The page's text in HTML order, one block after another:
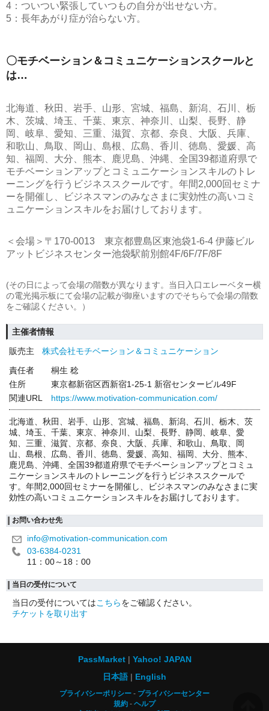
4：ついつい緊張していつもの自分が出せない方。
5：長年あがり症が治らない方。
〇モチベーション＆コミュニケーションスクールと
は…
北海道、秋田、岩手、山形、宮城、福島、新潟、石川、栃
木、茨城、埼玉、千葉、東京、神奈川、山梨、長野、静
岡、岐阜、愛知、三重、滋賀、京都、奈良、大阪、兵庫、
和歌山、鳥取、岡山、島根、広島、香川、徳島、愛媛、高
知、福岡、大分、熊本、鹿児島、沖縄、全国39都道府県で
モチベーションアップとコミュニケーションスキルのトレ
ーニングを行うビジネススクールです。年間2,000回セミナ
ーを開催し、ビジネスマンのみなさまに実効性の高いコミ
ュニケーションスキルをお届けしております。
＜会場＞〒170-0013 東京都豊島区東池袋1-6-4 伊藤ビル
アットビジネスセンター池袋駅前別館4F/6F/7F/8F
(その日によって会場の階数が異なります。当日入口エレーベター横
の電光掲示板にて会場の記載が御座いますのでそちらで会場の階数
をご確認ください。）
主催者情報
販売主
株式会社モチベーション＆コミュニケーション
責任者
桐生 稔
住所
東京都新宿区西新宿1-25-1 新宿センタービル49F
関連URL
https://www.motivation-communication.com/
北海道、秋田、岩手、山形、宮城、福島、新潟、石川、栃木、茨
城、埼玉、千葉、東京、神奈川、山梨、長野、静岡、岐阜、愛
知、三重、滋賀、京都、奈良、大阪、兵庫、和歌山、鳥取、岡
山、島根、広島、香川、徳島、愛媛、高知、福岡、大分、熊本、
鹿児島、沖縄、全国39都道府県でモチベーションアップとコミュ
ニケーションスキルのトレーニングを行うビジネススクールで
す。年間2,000回セミナーを開催し、ビジネスマンのみなさまに実
効性の高いコミュニケーションスキルをお届けしております。
お問い合わせ先
info@motivation-communication.com
03-6384-0231
11：00～18：00
当日の受付について
当日の受付についてはこちらをご確認ください。
チケットを取り出す
PassMarket
Yahoo! JAPAN
日本語
English
プライバシーポリシー
プライバシーセンター
規約
ヘルプ